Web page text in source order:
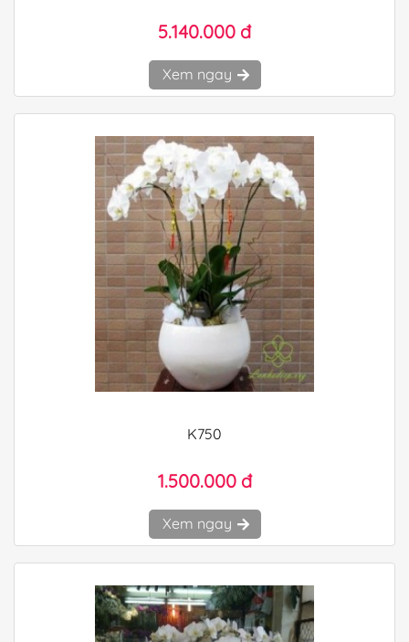
5.140.000 đ
Xem ngay
K750
1.500.000 đ
Xem ngay